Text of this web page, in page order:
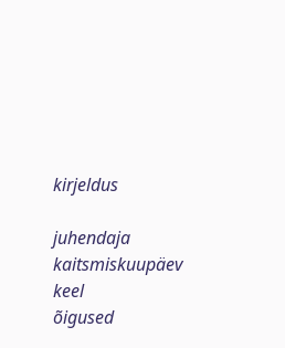
kirjeldus
juhendaja
kaitsmiskuupäev
keel
õigused